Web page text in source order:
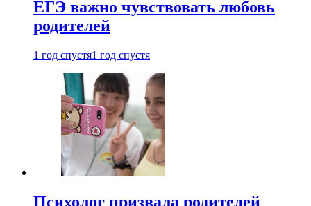
ЕГЭ важно чувствовать любовь
родителей
1 год спустя1 год спустя
Психолог призвала родителей